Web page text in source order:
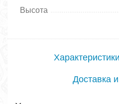
Высота
Доставка